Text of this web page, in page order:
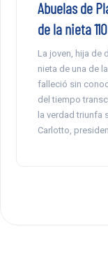
Abuelas de
de la nieta 110
La joven, hija de
nieta de una de
falleció sin
del tiempo
la verdad triunfa
Carlotto,